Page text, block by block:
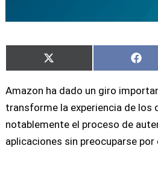
Compartir
en
X
(Twitter)
en
Amazon ha dado un giro
transforme la experiencia de los
notablemente el proceso de
aplicaciones sin preocuparse